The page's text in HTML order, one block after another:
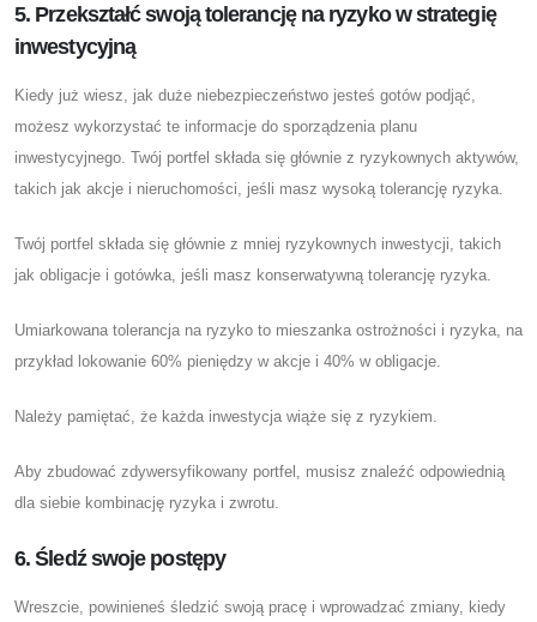
5. Przekształć swoją tolerancję na ryzyko w strategię
inwestycyjną
Kiedy już wiesz, jak duże niebezpieczeństwo jesteś gotów podjąć,
możesz wykorzystać te informacje do sporządzenia planu
inwestycyjnego. Twój portfel składa się głównie z ryzykownych aktywów,
takich jak akcje i nieruchomości, jeśli masz wysoką tolerancję ryzyka.
Twój portfel składa się głównie z mniej ryzykownych inwestycji, takich
jak obligacje i gotówka, jeśli masz konserwatywną tolerancję ryzyka.
Umiarkowana tolerancja na ryzyko to mieszanka ostrożności i ryzyka, na
przykład lokowanie 60% pieniędzy w akcje i 40% w obligacje.
Należy pamiętać, że każda inwestycja wiąże się z ryzykiem.
Aby zbudować zdywersyfikowany portfel, musisz znaleźć odpowiednią
dla siebie kombinację ryzyka i zwrotu.
6. Śledź swoje postępy
Wreszcie, powinieneś śledzić swoją pracę i wprowadzać zmiany, kiedy